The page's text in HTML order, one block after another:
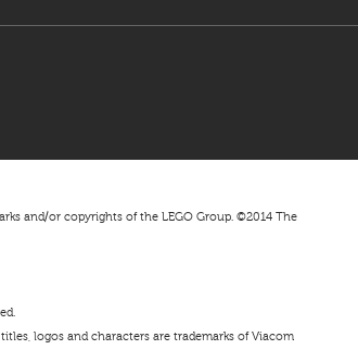
and/or copyrights of the LEGO Group. ©2014 The
logos and characters are trademarks of Viacom